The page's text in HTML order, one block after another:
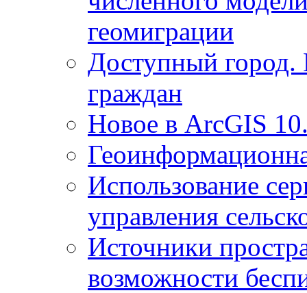
геомиграции
Доступный
граждан
Новое в ArcGIS
Использование
управления
Источники
возможности